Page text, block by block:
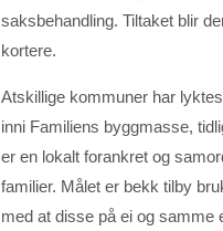
saksbehandling. Tiltaket blir
kortere.
Atskillige kommuner har
inni Familiens byggmasse,
er en lokalt forankret og
familier. Målet er bekk tilby
med at disse på ei og samme